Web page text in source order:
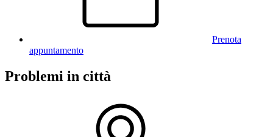
Prenota
appuntamento
Problemi in città